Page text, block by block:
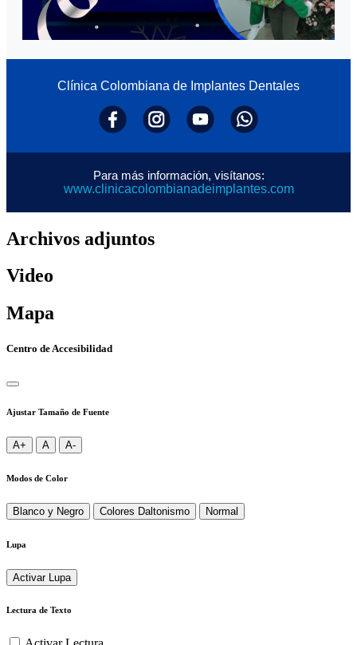
Clínica Colombiana de Implantes Dentales
Para más información, visítanos:
www.clinicacolombianadeimplantes.com
Archivos adjuntos
Video
Mapa
Centro de Accesibilidad
Ajustar Tamaño de Fuente
A+ A A-
Modos de Color
Blanco y Negro Colores Daltonismo Normal
Lupa
Activar Lupa
Lectura de Texto